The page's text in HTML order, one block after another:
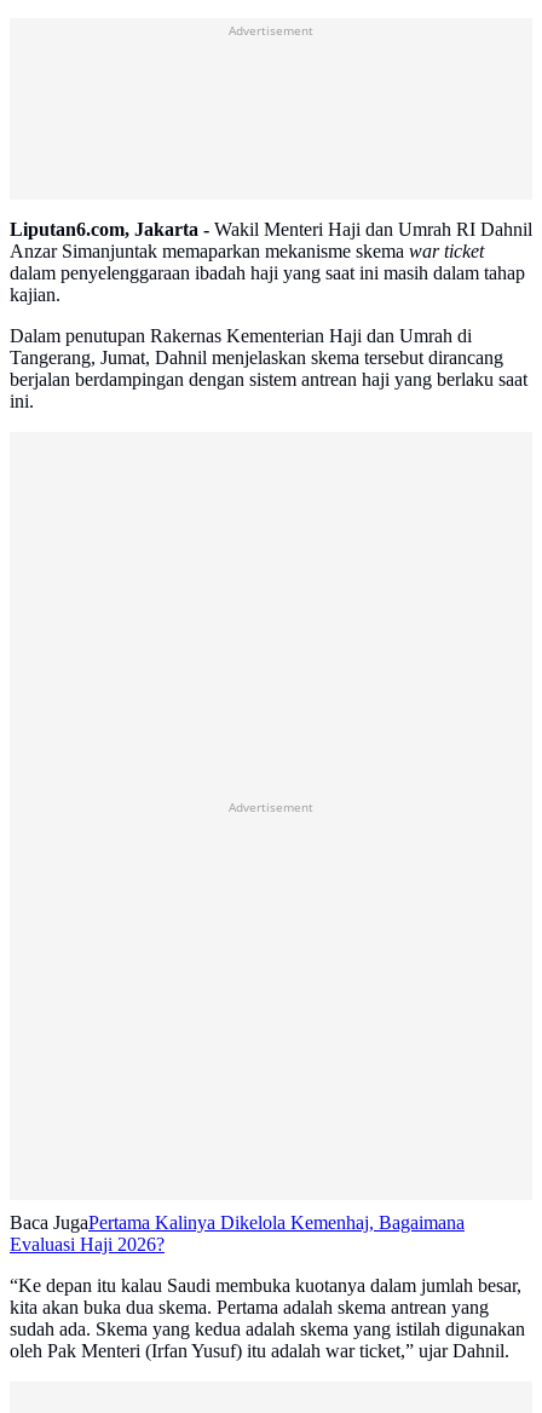
Advertisement
Liputan6.com, Jakarta - Wakil Menteri Haji dan Umrah RI Dahnil
Anzar Simanjuntak memaparkan mekanisme skema war ticket
dalam penyelenggaraan ibadah haji yang saat ini masih dalam tahap
kajian.
Dalam penutupan Rakernas Kementerian Haji dan Umrah di
Tangerang, Jumat, Dahnil menjelaskan skema tersebut dirancang
berjalan berdampingan dengan sistem antrean haji yang berlaku saat
ini.
Advertisement
Baca JugaPertama Kalinya Dikelola Kemenhaj, Bagaimana
Evaluasi Haji 2026?
“Ke depan itu kalau Saudi membuka kuotanya dalam jumlah besar,
kita akan buka dua skema. Pertama adalah skema antrean yang
sudah ada. Skema yang kedua adalah skema yang istilah digunakan
oleh Pak Menteri (Irfan Yusuf) itu adalah war ticket,” ujar Dahnil.